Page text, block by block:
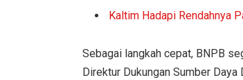
Kaltim Hadapi Rendahnya
Sebagai langkah cepat, BNPB
Direktur Dukungan Sumber